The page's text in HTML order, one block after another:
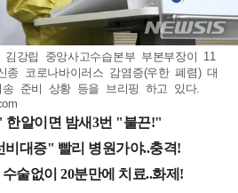
강립 중앙사고수습본부 부본부장이 11
종 코로나바이러스 감염증(우한 폐렴) 대
준비 상황 등을 브리핑 하고 있다.